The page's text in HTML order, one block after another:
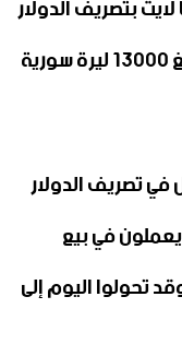
بسعر أقل من سعر الصرف الرسمي البالغ 13000 ليرة سورية
تصريف الدولار
في بيع
تحولوا اليوم إلى